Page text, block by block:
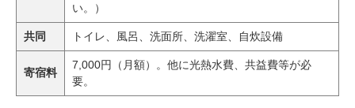
い。）
共同 トイレ、風呂、洗面所、洗濯室、自炊設備
寄宿料
7,000円（月額）。他に光熱水費、共益費等が必
要。